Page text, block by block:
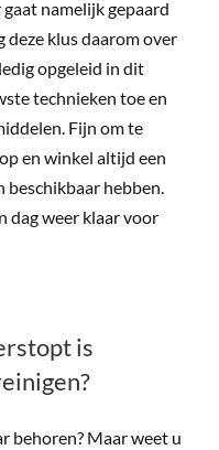
namelijk gepaard
deze klus daarom over
opgeleid in dit
technieken toe en
Fijn om te
en winkel altijd een
beschikbaar hebben.
dag weer klaar voor
is
behoren? Maar weet u